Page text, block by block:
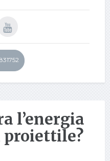
l’energia
proiettile?